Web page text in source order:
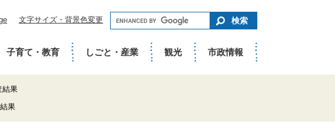
文字サイズ・背景色変更
ー
ワ
ド
で
が
子育て・教育 しごと・産業 観光 市政情報
結果
果